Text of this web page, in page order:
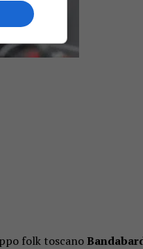
folk toscano